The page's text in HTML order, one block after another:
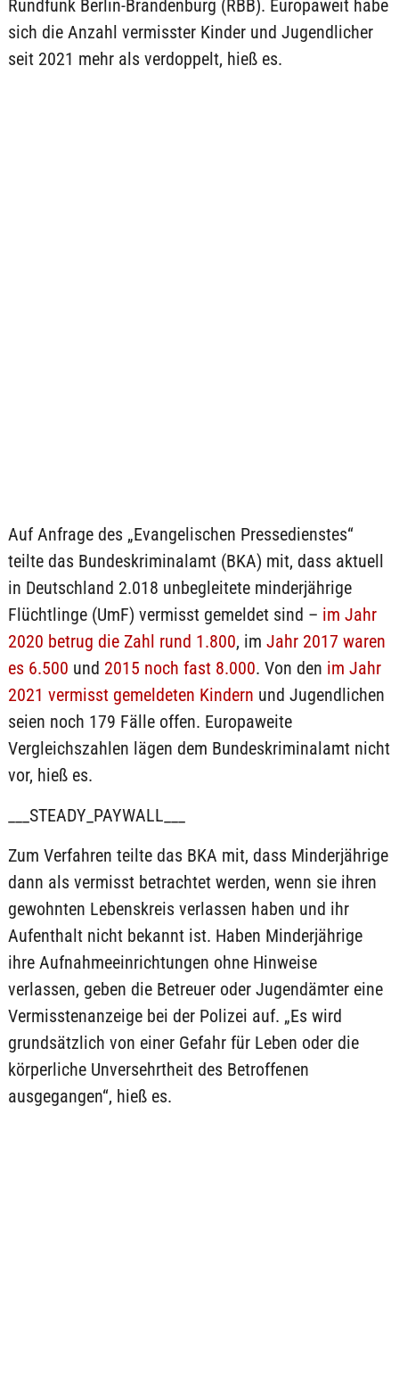
Rundfunk Berlin-Brandenburg (RBB). Europaweit habe
sich die Anzahl vermisster Kinder und Jugendlicher
seit 2021 mehr als verdoppelt, hieß es.
Auf Anfrage des „Evangelischen Pressedienstes“
teilte das Bundeskriminalamt (BKA) mit, dass aktuell
in Deutschland 2.018 unbegleitete minderjährige
Flüchtlinge (UmF) vermisst gemeldet sind – im Jahr
2020 betrug die Zahl rund 1.800, im Jahr 2017 waren
es 6.500 und 2015 noch fast 8.000. Von den im Jahr
2021 vermisst gemeldeten Kindern und Jugendlichen
seien noch 179 Fälle offen. Europaweite
Vergleichszahlen lägen dem Bundeskriminalamt nicht
vor, hieß es.
___STEADY_PAYWALL___
Zum Verfahren teilte das BKA mit, dass Minderjährige
dann als vermisst betrachtet werden, wenn sie ihren
gewohnten Lebenskreis verlassen haben und ihr
Aufenthalt nicht bekannt ist. Haben Minderjährige
ihre Aufnahmeeinrichtungen ohne Hinweise
verlassen, geben die Betreuer oder Jugendämter eine
Vermisstenanzeige bei der Polizei auf. „Es wird
grundsätzlich von einer Gefahr für Leben oder die
körperliche Unversehrtheit des Betroffenen
ausgegangen“, hieß es.